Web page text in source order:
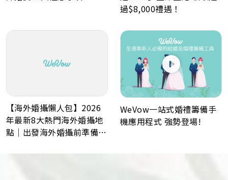
過$8,000禮遇！
【海外婚攝懶人包】2026
年最新8大熱門海外婚攝地
點｜出發海外婚攝前準備事
WeVow一站式婚禮籌備手
機應用程式 強勢登場!